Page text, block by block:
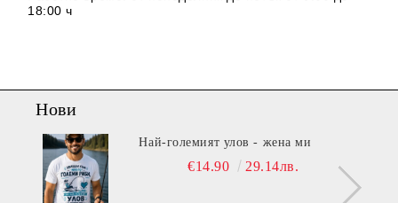
18:00 ч
Нови
Най-големият улов - жена ми
€14.90 29.14лв.